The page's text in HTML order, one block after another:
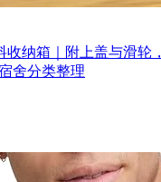
收纳箱｜附上盖与滑轮
舍分类整理